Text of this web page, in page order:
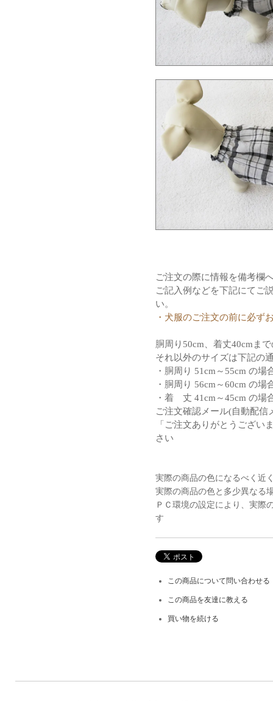
ご注文の際に情報を備考欄
ご記入例などを下記にてご
い。
・犬服のご注文の前に必ず
胴周り50cm、着丈40cmま
それ以外のサイズは下記の
・胴周り 51cm～55cm の場
・胴周り 56cm～60cm の場
・着 丈 41cm～45cm の場
ご注文確認メール(自動配信
「ご注文ありがとうござい
さい
実際の商品の色になるべく近
実際の商品の色と多少異なる
ＰＣ環境の設定により、実際
す
この商品について問い合わせる
この商品を友達に教える
買い物を続ける